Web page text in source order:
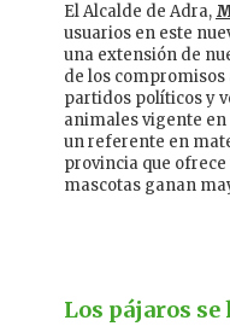
El Alcalde de Adra,
usuarios en este
una extensión de
de los
partidos políticos y
animales vigente
un referente en
provincia que
mascotas ganan
Los pájaros